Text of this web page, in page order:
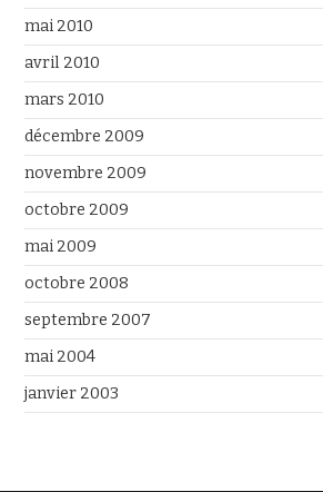
mai 2010
avril 2010
mars 2010
décembre 2009
novembre 2009
octobre 2009
mai 2009
octobre 2008
septembre 2007
mai 2004
janvier 2003